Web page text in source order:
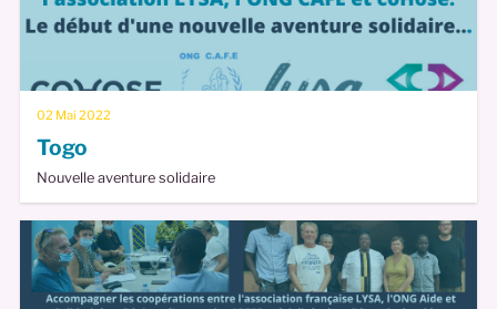
Togo
Nouvelle aventure solidaire
02 Mai 2022